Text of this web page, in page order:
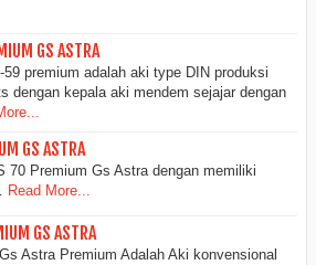
GS ASTRA
premium adalah aki type DIN produksi
dengan kepala aki mendem sejajar dengan
GS ASTRA
Gs Astra dengan memiliki
Read More...
GS ASTRA
Astra Premium Adalah Aki konvensional